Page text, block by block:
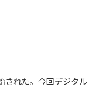
された。今回デジタル